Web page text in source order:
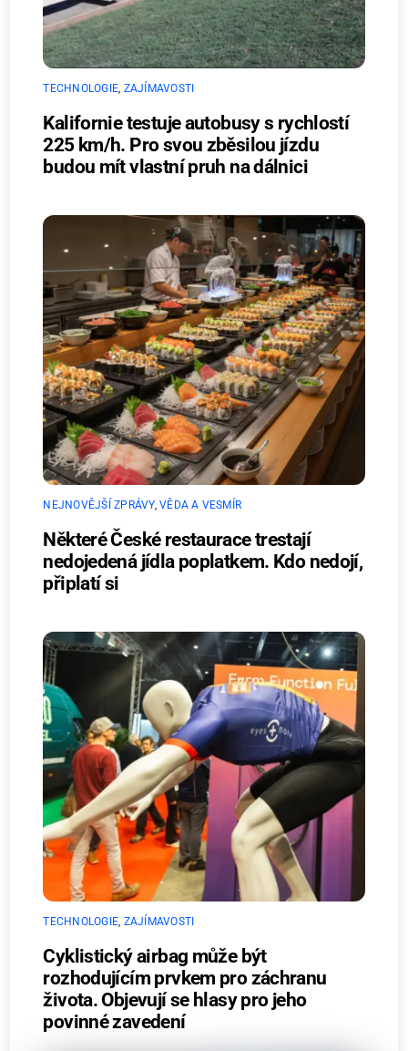
TECHNOLOGIE, ZAJÍMAVOSTI
Kalifornie testuje autobusy s rychlostí
225 km/h. Pro svou zběsilou jízdu
budou mít vlastní pruh na dálnici
NEJNOVĚJŠÍ ZPRÁVY,VĚDA A VESMÍR
Některé České restaurace trestají
nedojedená jídla poplatkem. Kdo nedojí,
připlatí si
TECHNOLOGIE ZAJÍMAVOSTI
Cyklistický airbag může být
rozhodujícím prvkem pro záchranu
života. Objevují se hlasy pro jeho
povinné zavedení